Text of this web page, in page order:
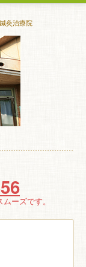
灸治療院
ーズです。